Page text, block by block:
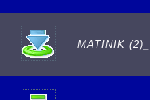
MATINIK